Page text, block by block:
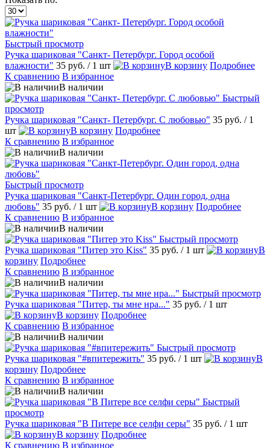
Быстрый просмотр
Ручка шариковая "Санкт- Петербург. Город особой
влажности" 35 руб. / 1 шт В корзину Подробнее
К сравнению В избранное
В наличии
Быстрый
просмотр
Ручка шариковая "Санкт- Петербург. С любовью" 35 руб. / 1
шт
В корзину Подробнее
К сравнению В избранное
В наличии
Быстрый просмотр
Ручка шариковая "Санкт-Петербург. Один город, одна
любовь" 35 руб. / 1 шт В корзину Подробнее
К сравнению В избранное
В наличии
Быстрый просмотр
Ручка шариковая "Питер это Kiss" 35 руб. / 1 шт
В
корзину Подробнее
К сравнению В избранное
В наличии
Быстрый просмотр
Ручка шариковая "Питер, ты мне нра..." 35 руб. / 1 шт
В корзину Подробнее
К сравнению В избранное
В наличии
Быстрый просмотр
Ручка шариковая "#впитережить" 35 руб. / 1 шт
В
корзину Подробнее
К сравнению В избранное
В наличии
Быстрый
просмотр
Ручка шариковая "В Питере все селфи серы" 35 руб. / 1 шт
В корзину Подробнее
К сравнению В избранное